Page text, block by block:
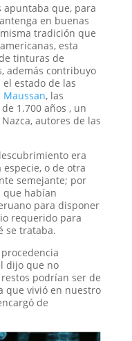
apuntaba que, para
en buenas
tradición que
esta
tinturas de
además contribuyo
estado de las
Maussan, las
1.700 años , un
autores de las
era
o de otra
semejante; por
que habían
para disponer
requerido para
se trataba.
dijo que no
podrían ser de
que vivió en nuestro
de